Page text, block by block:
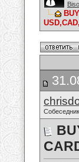
Собеседник